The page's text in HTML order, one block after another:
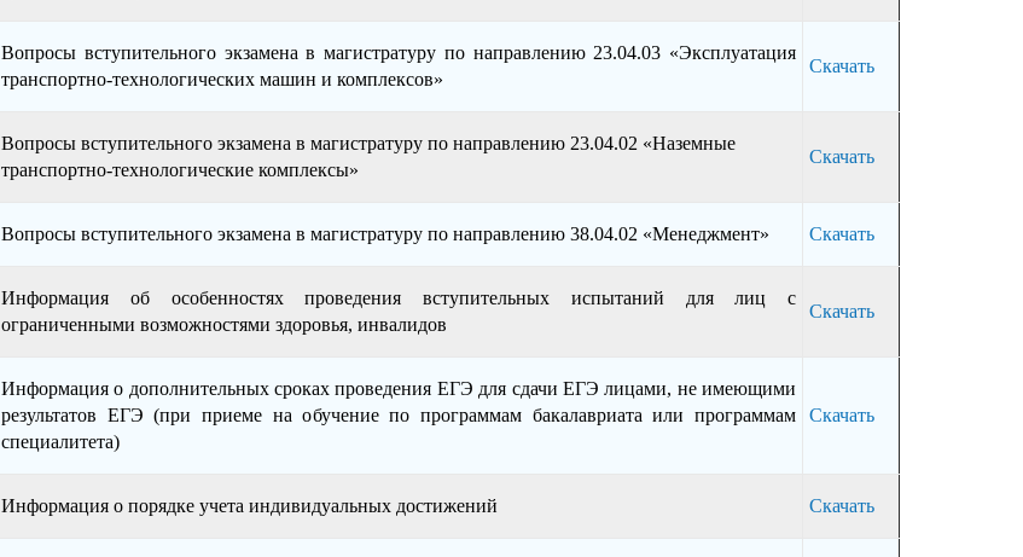
Вопросы вступительного экзамена в магистратуру по направлению 23.04.03 «Эксплуатация
транспортно-технологических машин и комплексов»
Скачать
Вопросы вступительного экзамена в магистратуру по направлению 23.04.02 «Наземные
транспортно-технологические комплексы»
Скачать
Вопросы вступительного экзамена в магистратуру по направлению 38.04.02 «Менеджмент» Скачать
Информация об особенностях проведения вступительных испытаний для лиц с
ограниченными возможностями здоровья, инвалидов
Скачать
Информация о дополнительных сроках проведения ЕГЭ для сдачи ЕГЭ лицами, не имеющими
результатов ЕГЭ (при приеме на обучение по программам бакалавриата или программам
специалитета)
Скачать
Информация о порядке учета индивидуальных достижений Скачать